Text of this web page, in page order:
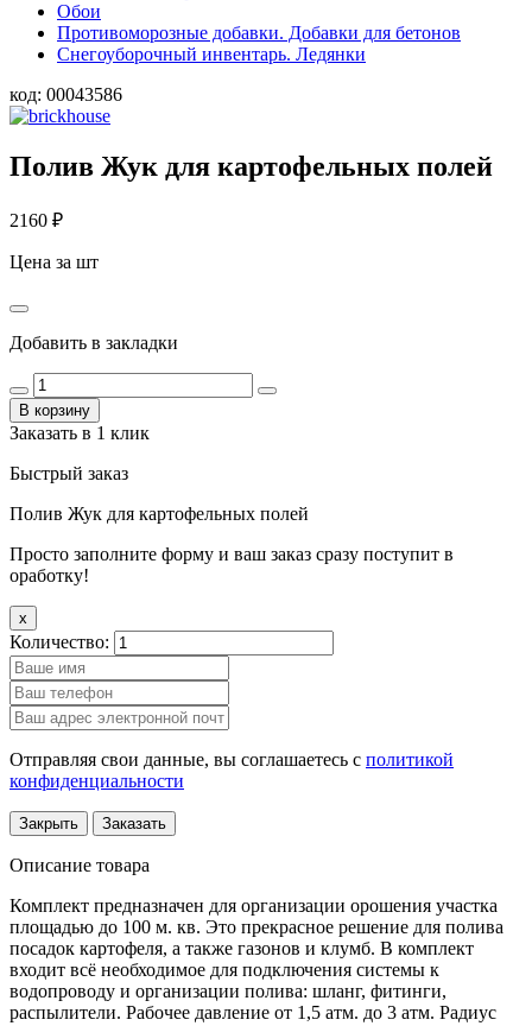
Обои
Противоморозные добавки. Добавки для бетонов
Снегоуборочный инвентарь. Ледянки
код: 00043586
Полив Жук для картофельных полей
2160 ₽
Цена за шт
Добавить в закладки
В корзину
Заказать в 1 клик
Быстрый заказ
Полив Жук для картофельных полей
Просто заполните форму и ваш заказ сразу поступит в
оработку!
x
Количество:
Отправляя свои данные, вы соглашаетесь с политикой
конфиденциальности
Закрыть Заказать
Описание товара
Комплект предназначен для организации орошения участка
площадью до 100 м. кв. Это прекрасное решение для полива
посадок картофеля, а также газонов и клумб. В комплект
входит всё необходимое для подключения системы к
водопроводу и организации полива: шланг, фитинги,
распылители. Рабочее давление от 1,5 атм. до 3 атм. Радиус